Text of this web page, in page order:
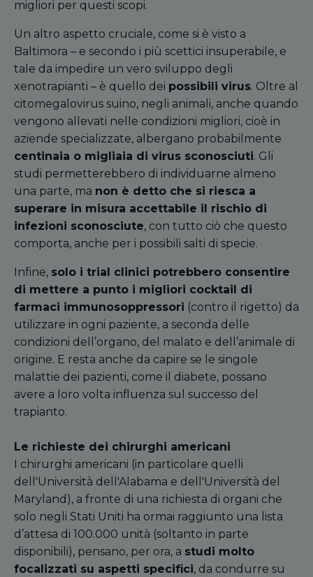
migliori per questi scopi.
Un altro aspetto cruciale, come si è visto a
Baltimora – e secondo i più scettici insuperabile, e
tale da impedire un vero sviluppo degli
xenotrapianti – è quello dei possibili virus. Oltre al
citomegalovirus suino, negli animali, anche quando
vengono allevati nelle condizioni migliori, cioè in
aziende specializzate, albergano probabilmente
centinaia o migliaia di virus sconosciuti. Gli
studi permetterebbero di individuarne almeno
una parte, ma non è detto che si riesca a
superare in misura accettabile il rischio di
infezioni sconosciute, con tutto ciò che questo
comporta, anche per i possibili salti di specie.
Infine, solo i trial clinici potrebbero consentire
di mettere a punto i migliori cocktail di
farmaci immunosoppressori (contro il rigetto) da
utilizzare in ogni paziente, a seconda delle
condizioni dell’organo, del malato e dell’animale di
origine. E resta anche da capire se le singole
malattie dei pazienti, come il diabete, possano
avere a loro volta influenza sul successo del
trapianto.
Le richieste dei chirurghi americani
I chirurghi americani (in particolare quelli
dell'Università dell'Alabama e dell'Università del
Maryland), a fronte di una richiesta di organi che
solo negli Stati Uniti ha ormai raggiunto una lista
d’attesa di 100.000 unità (soltanto in parte
disponibili), pensano, per ora, a studi molto
focalizzati su aspetti specifici, da condurre su